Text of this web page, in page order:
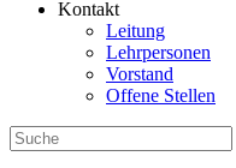
Kontakt
Leitung
Lehrpersonen
Vorstand
Offene Stellen